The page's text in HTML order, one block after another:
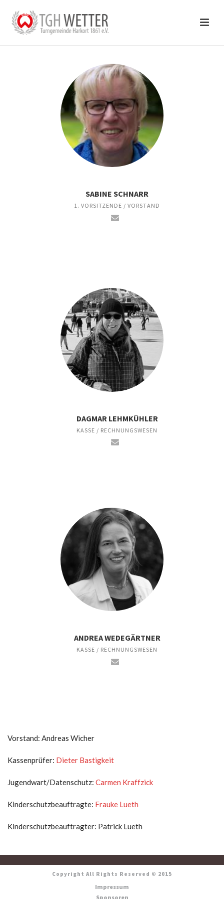
SABINE SCHNARR
1. VORSITZENDE / VORSTAND
DAGMAR LEHMKÜHLER
KASSE / RECHNUNGSWESEN
ANDREA WEDEGÄRTNER
KASSE / RECHNUNGSWESEN
Vorstand: Andreas Wicher
Kassenprüfer: Dieter Bastigkeit
Jugendwart/Datenschutz: Carmen Kraffzick
Kinderschutzbeauftragte: Frauke Lueth
Kinderschutzbeauftragter: Patrick Lueth
Copyright All Rights Reserved © 2015
Impressum
Sponsoren